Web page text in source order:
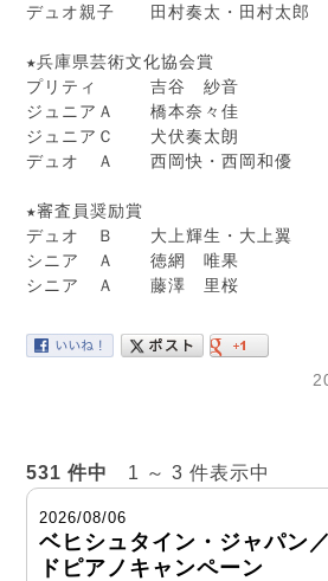
デュオ親子　　田村奏太・田村太郎
★兵庫県芸術文化協会賞
プリティ　　　吉谷　紗音　　　　
ジュニアＡ　　橋本奈々佳　　　　　
ジュニアＣ　　犬伏奏太朗　　　　　
デュオ　Ａ　　西岡快・西岡和優　　
★審査員奨励賞
デュオ　Ｂ　　大上輝生・大上翼　
シニア　Ａ　　徳網　唯果　　　　　
シニア　Ａ　　藤澤　里桜　　　　　
531 件中 1 ～ 3 件表示中
2026/08/06
ベヒシュタイン・ジャパン
ドピアノキャンペーン